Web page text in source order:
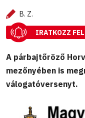
B. Z.
IRATKOZZ
A párbajtőröző
mezőnyében is
válogatóversenyt.